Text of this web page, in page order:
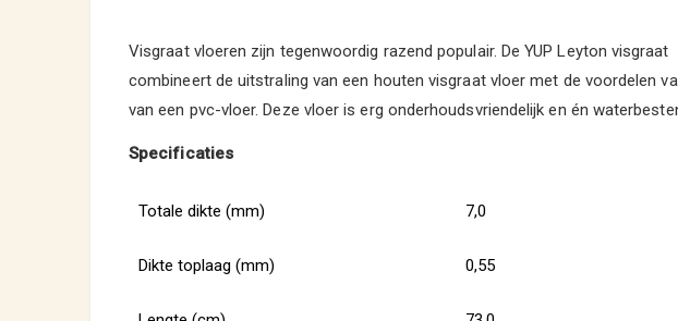
Visgraat vloeren zijn tegenwoordig razend populair. De YUP Leyton visgraat
combineert de uitstraling van een houten visgraat vloer met de voordelen
van een pvc-vloer. Deze vloer is erg onderhoudsvriendelijk en én
Specificaties
Totale dikte (mm) 7,0
Dikte toplaag (mm) 0,55